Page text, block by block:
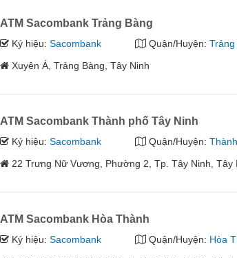
ATM Sacombank Trảng Bàng
Ký hiệu:Sacombank Quận/Huyện: Trảng
Xuyên Á, Trảng Bàng, Tây Ninh
ATM Sacombank Thành phố Tây Ninh
Ký hiệu:Sacombank Quận/Huyện:
22 Trưng Nữ Vương, Phường 2, Tp. Tây Ninh, Tây
ATM Sacombank Hòa Thành
Ký hiệu:Sacombank Quận/Huyện: Hòa